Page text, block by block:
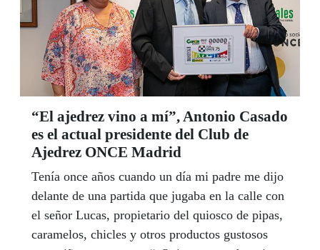
“El ajedrez vino a mí”, Antonio Casado
es el actual presidente del Club de
Ajedrez ONCE Madrid
Tenía once años cuando un día mi padre me dijo
delante de una partida que jugaba en la calle con
el señor Lucas, propietario del quiosco de pipas,
caramelos, chicles y otros productos gustosos